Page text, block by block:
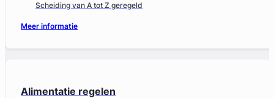
Scheiding van A tot Z geregeld
Meer informatie
Alimentatie regelen